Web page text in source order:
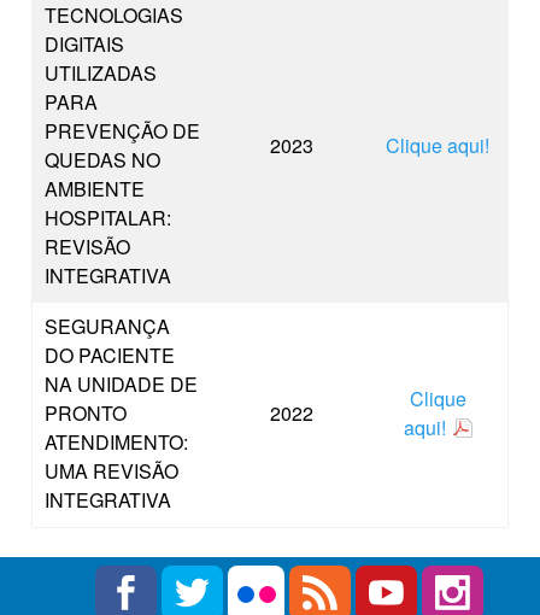
TECNOLOGIAS
DIGITAIS
UTILIZADAS
PARA
PREVENÇÃO DE
QUEDAS NO
AMBIENTE
HOSPITALAR:
REVISÃO
INTEGRATIVA
2023 Clique aqui!
SEGURANÇA
DO PACIENTE
NA UNIDADE DE
PRONTO
ATENDIMENTO:
UMA REVISÃO
INTEGRATIVA
2022
Clique
aqui!